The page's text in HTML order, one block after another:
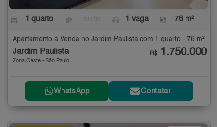
1 quarto 1 vaga 76 m²
Apartamento à Venda no Jardim Paulista com 1 quarto - 76 m²
Jardim Paulista
Zona Oeste - São Paulo
R$ 1.750.000
WhatsApp Contatar